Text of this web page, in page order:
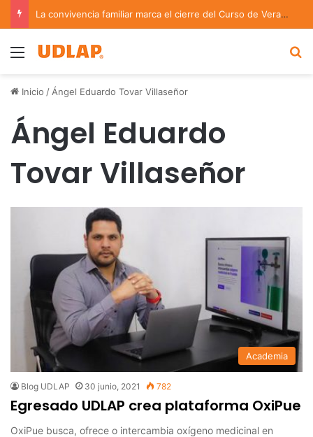
La convivencia familiar marca el cierre del Curso de Verano de Escuelas Aztecas
Menu
Inicio / Ángel Eduardo Tovar Villaseñor
Ángel Eduardo
Tovar Villaseñor
Academia
Blog UDLAP 30 junio, 2021 782
Egresado UDLAP crea plataforma OxiPue
OxiPue busca, ofrece o intercambia oxígeno medicinal en